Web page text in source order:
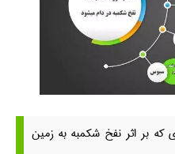
که بر اثر نفخ شکمبه به زمین